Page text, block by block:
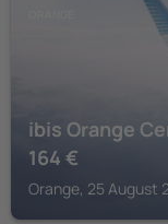
ibis Orange
164 €
Orange, 25 August